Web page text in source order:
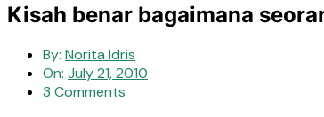
Kisah benar bagaimana
By: Norita Idris
On: July 21, 2010
3 Comments